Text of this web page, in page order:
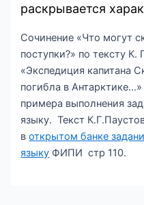
раскрывается
Сочинение «Что могут
поступки?» по тексту К.
«Экспедиция капитана
погибла в
примера выполнения
языку. Текст
воткрытом банке
языку ФИПИ стр 110.